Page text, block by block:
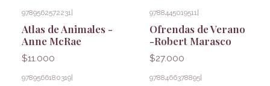
9789562572231
Atlas de Animales -
Anne McRae
$11.000
9788445019511
Ofrendas de Verano
-Robert Marasco
$27.000
9789566180319| 9788466378895|